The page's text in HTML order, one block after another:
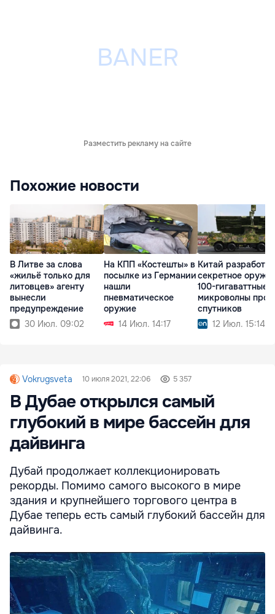
Разместить рекламу на сайте
Похожие новости
В Литве за слова
«жильё только для
литовцев» агенту
вынесли
предупреждение
30 Июл. 09:02
На КПП «Костешты» в
посылке из Германии
нашли
пневматическое
оружие
14 Июл. 14:17
Китай разработал
секретное
100-гигаваттные
микроволны
спутников
12 Июл. 15:14
Vokrugsveta 10 июля 2021, 22:06 5 357
В Дубае открылся самый
глубокий в мире бассейн для
дайвинга
Дубай продолжает коллекционировать
рекорды. Помимо самого высокого в мире
здания и крупнейшего торгового центра в
Дубае теперь есть самый глубокий бассейн для
дайвинга.